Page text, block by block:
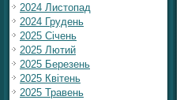
2024 Листопад
2024 Грудень
2025 Січень
2025 Лютий
2025 Березень
2025 Квітень
2025 Травень